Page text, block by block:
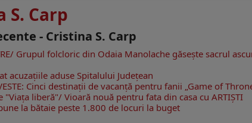
S. Carp
- Cristina S. Carp
Grupul folcloric din Odaia Manolache găseşte sacrul
acuzaţiile aduse Spitalului Judeţean
Cinci destinaţii de vacanţă pentru fanii „Game of
"Viaţa liberă"/ Vioară nouă pentru fata din casa cu ARTIŞTI
la bătaie peste 1.800 de locuri la buget